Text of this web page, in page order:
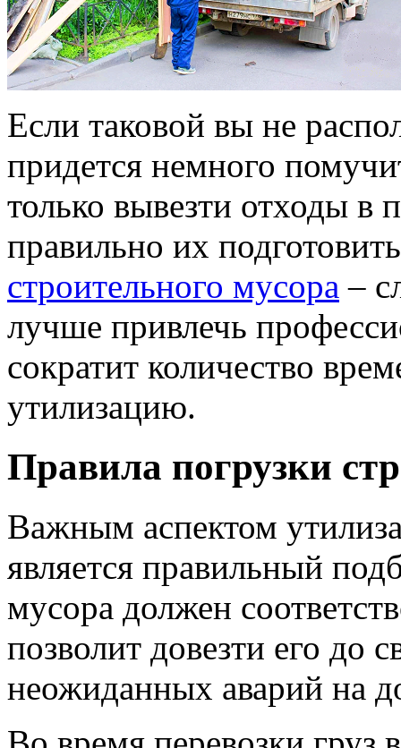
Если таковой вы не
придется немного
только вывезти отходы в
правильно их
строительного мусора –
лучше привлечь
сократит количество
утилизацию.
Правила погрузки
Важным аспектом
является правильный
мусора должен
позволит довезти его до
неожиданных аварий на